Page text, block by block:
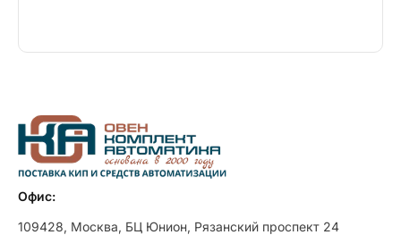
Офис:
109428, Москва, БЦ Юнион, Рязанский проспект 24